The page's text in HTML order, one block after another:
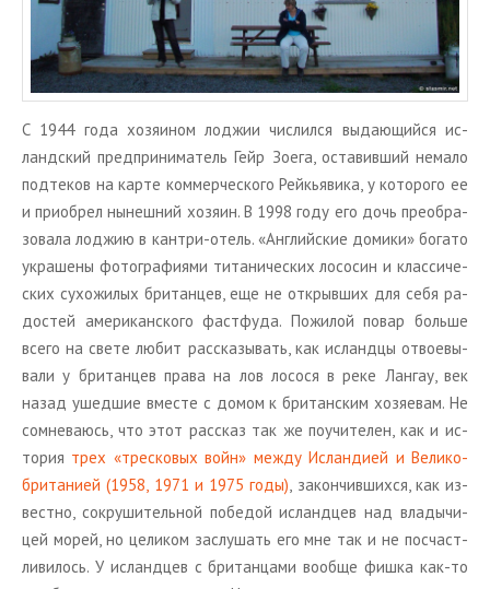
С 1944 года хо­зя­и­ном лод­жии чис­лил­ся вы­да­ю­щий­ся ис­
ланд­ский пред­при­ни­ма­тель Гейр Зоега, оста­вив­ший нема­ло
под­те­ков на карте ком­мер­че­ско­го Рейкья­ви­ка, у ко­то­ро­го ее
и при­об­рел ны­неш­ний хо­зя­ин. В 1998 году его дочь пре­об­ра­
зо­ва­ла лод­жию в кан­три-отель. «Ан­глий­ские до­ми­ки» бо­га­то
укра­ше­ны фо­то­гра­фи­я­ми ти­та­ни­че­ских ло­со­син и клас­си­че­
ских су­хо­жи­лых бри­тан­цев, еще не от­крыв­ших для себя ра­
до­стей аме­ри­кан­ско­го фаст­фу­да. По­жи­лой повар боль­ше
всего на свете любит рас­ска­зы­вать, как ис­ланд­цы от­во­е­вы­
ва­ли у бри­тан­цев права на лов ло­со­ся в реке Лан­гау, век
назад ушед­шие вме­сте с домом к бри­тан­ским хо­зя­е­вам. Не
со­мне­ва­юсь, что этот рас­сказ так же по­учи­те­лен, как и ис­
то­рия трех «трес­ко­вых войн» между Ис­лан­ди­ей и Ве­ли­ко­
бри­та­ни­ей (1958, 1971 и 1975 годы) , за­кон­чив­ших­ся, как из­
вест­но, со­кру­ши­тель­ной по­бе­дой ис­ланд­цев над вла­ды­чи­
цей морей, но це­ли­ком за­слу­шать его мне так и не по­счаст­
ли­ви­лось. У ис­ланд­цев с бри­тан­ца­ми во­об­ще фишка как-то